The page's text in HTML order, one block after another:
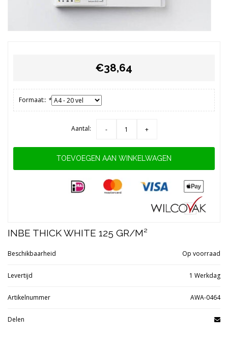
€38,64
Formaat:: *
Aantal: - +
TOEVOEGEN AAN WINKELWAGEN
INBE THICK WHITE 125 GR/M²
Beschikbaarheid Op voorraad
Levertijd 1 Werkdag
Artikelnummer AWA-0464
Delen